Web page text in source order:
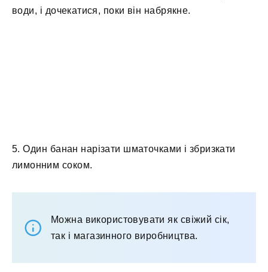
води, і дочекатися, поки він набрякне.
5. Один банан нарізати шматочками і збризкати
лимонним соком.
Можна використовувати як свіжий сік,
так і магазинного виробництва.